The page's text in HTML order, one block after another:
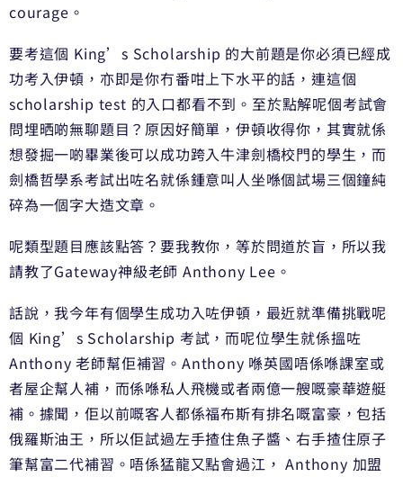
courage。
要考這個 King’s Scholarship 的大前題是你必須已經成
功考入伊頓，亦即是你冇番咁上下水平的話，連這個
scholarship test 的入口都看不到。至於點解呢個考試會
問埋晒啲無聊題目？原因好簡單，伊頓收得你，其實就係
想發掘一啲畢業後可以成功跨入牛津劍橋校門的學生，而
劍橋哲學系考試出咗名就係鍾意叫人坐喺個試場三個鐘純
碎為一個字大造文章。
呢類型題目應該點答？要我教你，等於問道於盲，所以我
請教了Gateway神級老師 Anthony Lee。
話說，我今年有個學生成功入咗伊頓，最近就準備挑戰呢
個 King’s Scholarship 考試，而呢位學生就係搵咗
Anthony 老師幫佢補習。Anthony 喺英國唔係喺課室或
者屋企幫人補，而係喺私人飛機或者兩億一艘嘅豪華遊艇
補。據聞，佢以前嘅客人都係福布斯有排名嘅富豪，包括
俄羅斯油王，所以佢試過左手揸住魚子醬、右手揸住原子
筆幫富二代補習。唔係猛龍又點會過江， Anthony 加盟